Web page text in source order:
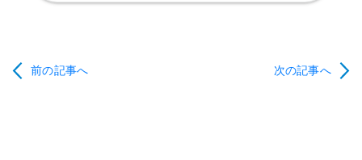
前の記事へ 次の記事へ